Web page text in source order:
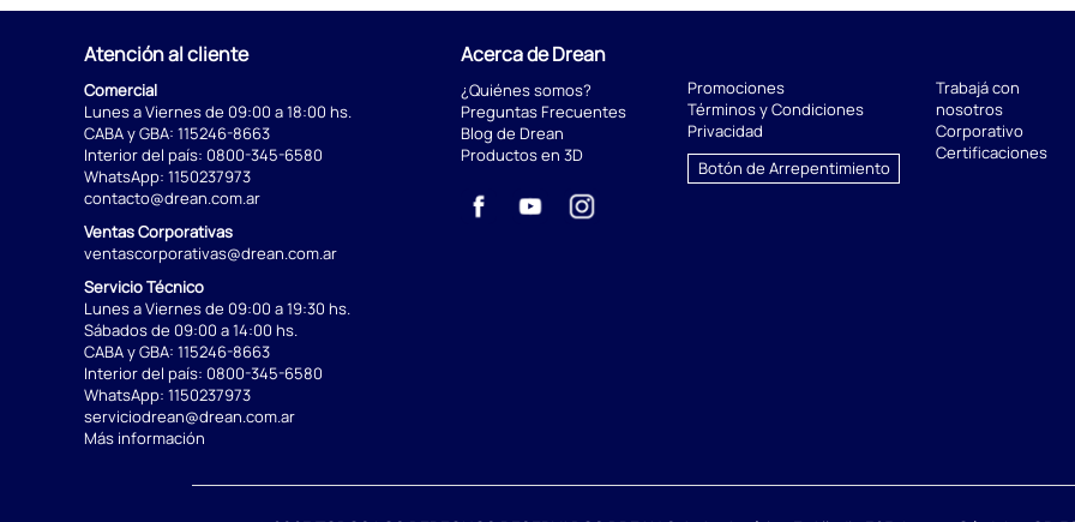
Atención al cliente
Comercial
Lunes a Viernes de 09:00 a 18:00 hs.
CABA y GBA: 115246-8663
Interior del país: 0800-345-6580
WhatsApp: 1150237973
contacto@drean.com.ar
Ventas Corporativas
ventascorporativas@drean.com.ar
Servicio Técnico
Lunes a Viernes de 09:00 a 19:30 hs.
Sábados de 09:00 a 14:00 hs.
CABA y GBA: 115246-8663
Interior del país: 0800-345-6580
WhatsApp: 1150237973
serviciodrean@drean.com.ar
Más información
Acerca de Drean
¿Quiénes somos?
Preguntas Frecuentes
Blog de Drean
Productos en 3D
Promociones
Términos y Condiciones
Privacidad
Botón de Arrepentimiento
Trabajá con
nosotros
Corporativo
Certificaciones